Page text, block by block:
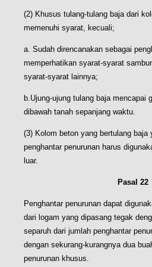
(2) Khusus tulang-tulang baja dari
memenuhi syarat, kecuali;
a. Sudah direncanakan sebagai
memperhatikan syarat-syarat
syarat-syarat lainnya;
b.Ujung-ujung tulang baja mencapai
dibawah tanah sepanjang waktu.
(3) Kolom beton yang bertulang baja
penghantar penurunan harus
luar.
Pasal 22
Penghantar penurunan dapat
dari logam yang dipasang tegak
separuh dari jumlah penghantar
dengan sekurang-kurangnya dua
penurunan khusus.